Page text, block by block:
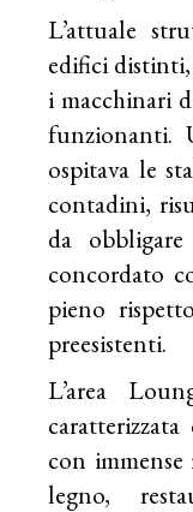
L’attuale
edifici
i macchinari
funzionanti.
ospitava le
contadini,
da
concordato
pieno
preesistenti.
L’area
con
legno,